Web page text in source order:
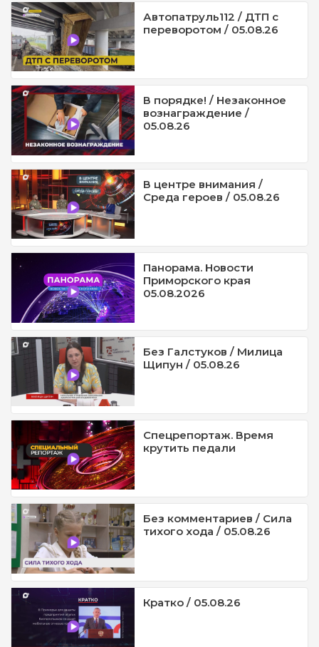
Автопатруль112 / ДТП с
переворотом / 05.08.26
В порядке! / Незаконное
вознаграждение /
05.08.26
В центре внимания /
Среда героев / 05.08.26
Панорама. Новости
Приморского края
05.08.2026
Без Галстуков / Милица
Щипун / 05.08.26
Спецрепортаж. Время
крутить педали
Без комментариев / Сила
тихого хода / 05.08.26
Кратко / 05.08.26